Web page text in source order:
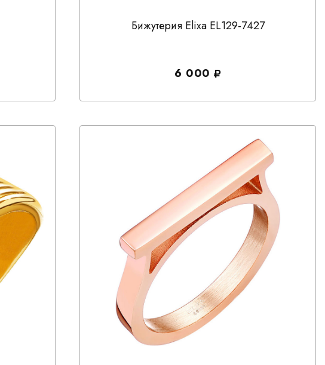
Бижутерия Elixa EL129-7427
6 000